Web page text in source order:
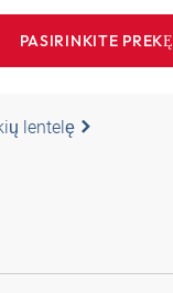
PASIRINKITE PREKĘ
lentelę